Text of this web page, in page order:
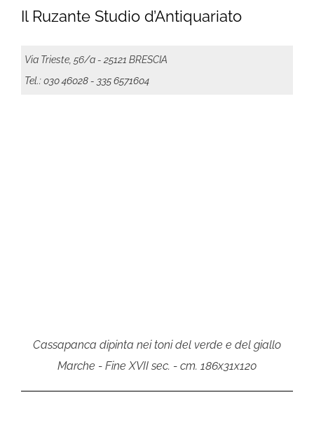
Il Ruzante Studio d’Antiquariato
Via Trieste, 56/a - 25121 BRESCIA
Tel.: 030 46028- 335 6571604
Cassapanca dipinta nei toni del verde e del giallo
Marche - Fine XVII sec. - cm. 186x31x120